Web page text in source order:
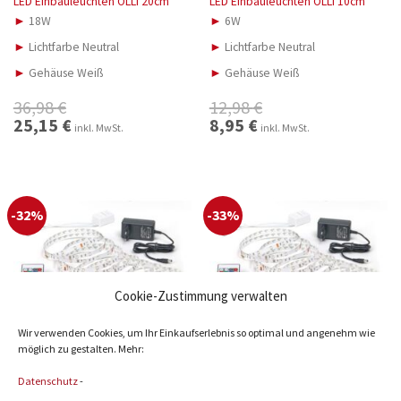
Cookie-Zustimmung verwalten
Wir verwenden Cookies, um Ihr Einkaufserlebnis so optimal und angenehm wie
möglich zu gestalten. Mehr:
Datenschutz-
► 18W
► Lichtfarbe Neutral
► Gehäuse Weiß
36,98€
Ursprünglicher
Preis
25,15 €Aktueller
Preis
inkl. MwSt.
► 6W
► Lichtfarbe Neutral
► Gehäuse Weiß
12,98€
Ursprünglicher
Preis
8,95 €Aktueller
Preis
inkl. MwSt.
-32%
LED Strip PAUL 21W RGB
-33%